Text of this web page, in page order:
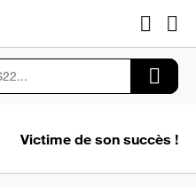
Victime de son succès !